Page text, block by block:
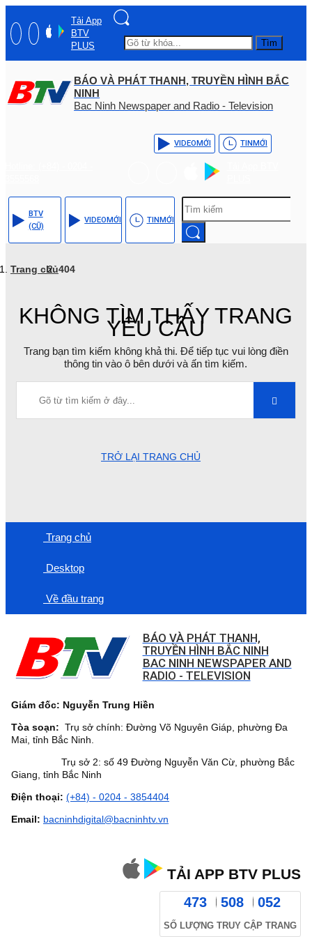
Tải App
BTV
PLUS
Tìm
BÁO VÀ PHÁT THANH, TRUYỀN HÌNH BẮC
NINH
Bac Ninh Newspaper and Radio - Television
VIDEOMỚI TINMỚI
BTV
(CŨ)
VIDEOMỚI TINMỚI
Trang chủ404
KHÔNG TÌM THẤY TRANG
YÊU CẦU
Trang bạn tìm kiếm không khả thi. Để tiếp tục vui lòng điền
thông tin vào ô bên dưới và ấn tìm kiếm.
TRỞ LẠI TRANG CHỦ
Trang chủ
Desktop
Về đầu trang
BÁO VÀ PHÁT THANH,
TRUYỀN HÌNH BẮC NINH
BAC NINH NEWSPAPER AND
RADIO - TELEVISION
Giám đốc: Nguyễn Trung Hiền
Tòa soạn: Trụ sở chính: Đường Võ Nguyên Giáp, phường Đa
Mai, tỉnh Bắc Ninh.
Trụ sở 2: số 49 Đường Nguyễn Văn Cừ, phường Bắc
Giang, tỉnh Bắc Ninh
Điện thoại: (+84) - 0204 - 3854404
Email: bacninhdigital@bacninhtv.vn
TẢI APP BTV PLUS
473 508 052
SỐ LƯỢNG TRUY CẬP TRANG